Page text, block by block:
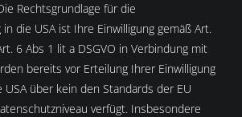
Rechtsgrundlage für die
die USA ist Ihre Einwilligung gemäß Art.
6 Abs 1 lit a DSGVO in Verbindung mit
bereits vor Erteilung Ihrer Einwilligung
über kein den Standards der EU
verfügt. Insbesondere